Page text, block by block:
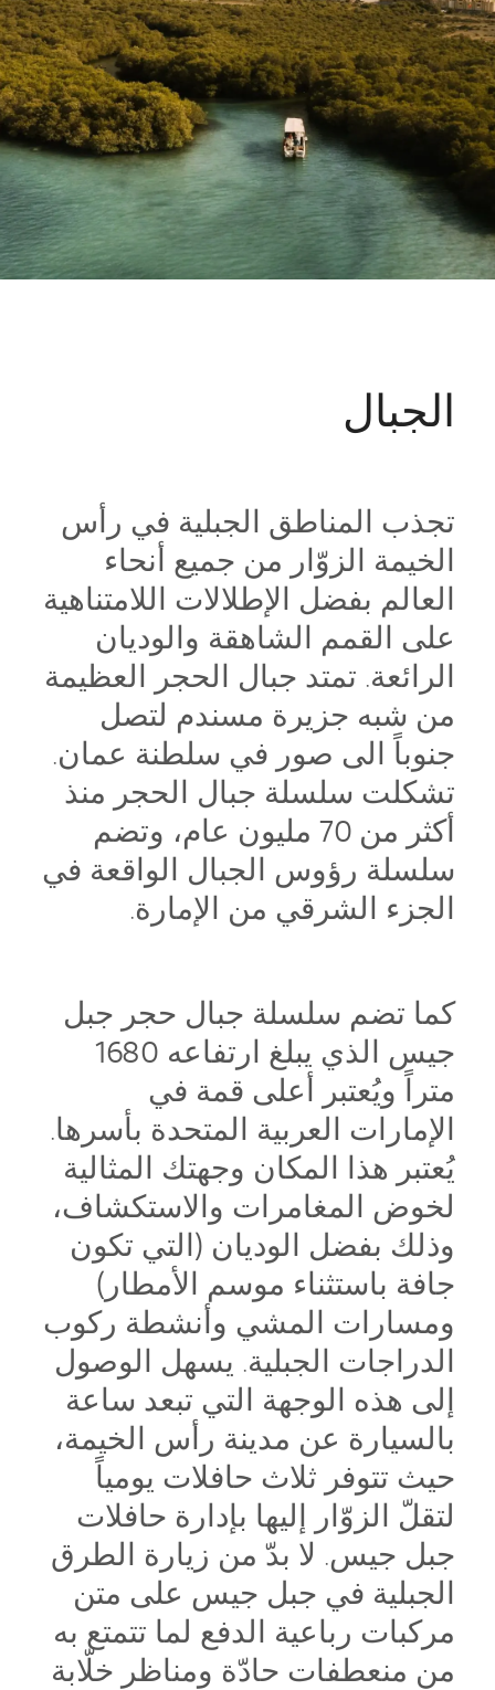
الجبال
تجذب المناطق الجبلية في رأس
الخيمة الزوّار من جميع أنحاء
العالم بفضل الإطلالات اللامتناهية
على القمم الشاهقة والوديان
الرائعة. تمتد جبال الحجر العظيمة
من شبه جزيرة مسندم لتصل
جنوباً الى صور في سلطنة عمان.
تشكلت سلسلة جبال الحجر منذ
أكثر من 70 مليون عام، وتضم
سلسلة رؤوس الجبال الواقعة في
الجزء الشرقي من الإمارة.
كما تضم سلسلة جبال حجر جبل
جيس الذي يبلغ ارتفاعه 1680
متراً ويُعتبر أعلى قمة في
الإمارات العربية المتحدة بأسرها.
يُعتبر هذا المكان وجهتك المثالية
لخوض المغامرات والاستكشاف،
وذلك بفضل الوديان (التي تكون
جافة باستثناء موسم الأمطار)
ومسارات المشي وأنشطة ركوب
الدراجات الجبلية. يسهل الوصول
إلى هذه الوجهة التي تبعد ساعة
بالسيارة عن مدينة رأس الخيمة،
حيث تتوفر ثلاث حافلات يومياً
لتقلّ الزوّار إليها بإدارة حافلات
جبل جيس. لا بدّ من زيارة الطرق
الجبلية في جبل جيس على متن
مركبات رباعية الدفع لما تتمتع به
من منعطفات حادّة ومناظر خلّابة